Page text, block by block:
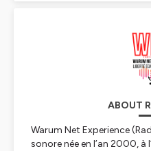
ABOUT
Warum Net Experience
sonore née en l’an 2000, à